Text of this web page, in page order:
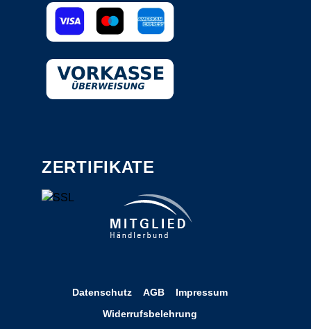
ZERTIFIKATE
Datenschutz AGB
Impressum
Widerrufsbelehrung